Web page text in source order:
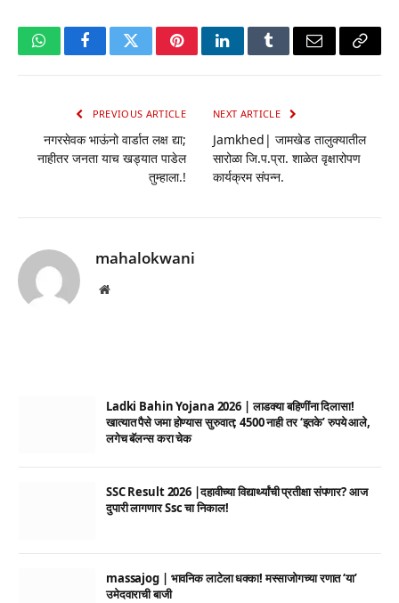
WhatsAppFacebookTwitterPinterestLinkedInTumblrEmail Copy
PREVIOUS ARTICLE
नगरसेवक भाऊंनो वार्डात लक्ष द्या;
नाहीतर जनता याच खड्यात पाडेल
तुम्हाला.!
NEXT ARTICLE
Jamkhed| जामखेड तालुक्यातील
सारोळा जि.प.प्रा. शाळेत वृक्षारोपण
कार्यक्रम संपन्न.
mahalokwani
Website
Ladki Bahin Yojana 2026 | लाडक्या बहिणींना दिलासा!
खात्यात पैसे जमा होण्यास सुरुवात; 4500 नाही तर ‘इतके’ रुपये आले,
लगेच बॅलन्स करा चेक
SSC Result 2026 |दहावीच्या विद्यार्थ्यांची प्रतीक्षा संपणार? आज
दुपारी लागणार Ssc चा निकाल!
massajog | भावनिक लाटेला धक्का! मस्साजोगच्या रणात ‘या’
उमेदवाराची बाजी